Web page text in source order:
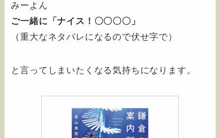
みーよん
ご一緒に「ナイス！〇〇〇〇」
（重大なネタバレになるので伏せ字で）
と言ってしまいたくなる気持ちになります。